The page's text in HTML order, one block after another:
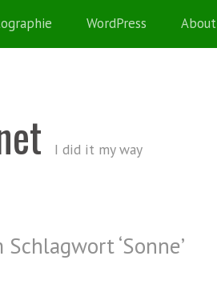
WordPress About
I did it my way
‘Sonne’